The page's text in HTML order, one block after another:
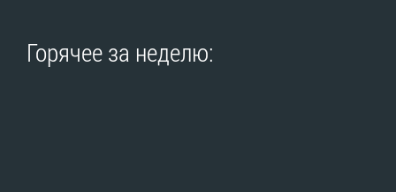
Горячее за неделю: